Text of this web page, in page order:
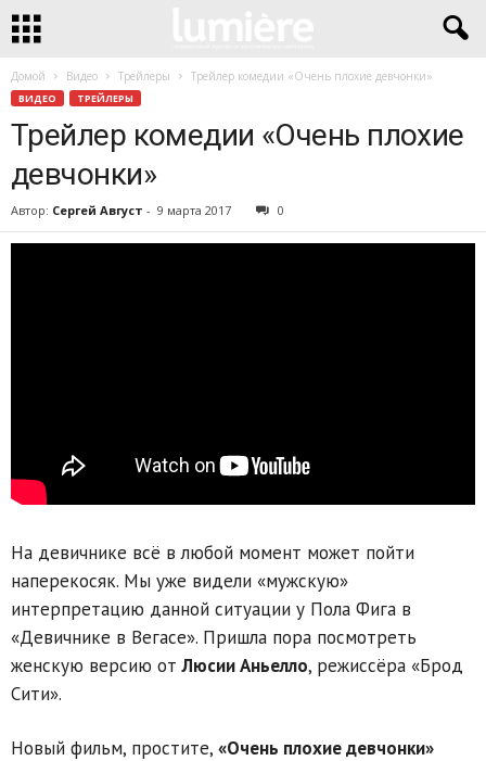
Домой Видео Трейлеры Трейлер комедии «Очень плохие девчонки»
ВИДЕО ТРЕЙЛЕРЫ
Трейлер комедии «Очень плохие
девчонки»
Автор: Сергей Август - 9 марта 2017 0
На девичнике всё в любой момент может пойти
наперекосяк. Мы уже видели «мужскую»
интерпретацию данной ситуации у Пола Фига в
«Девичнике в Вегасе». Пришла пора посмотреть
женскую версию отЛюсии Аньелло, режиссёра «Брод
Сити».
Новый фильм, простите, «Очень плохие девчонки»